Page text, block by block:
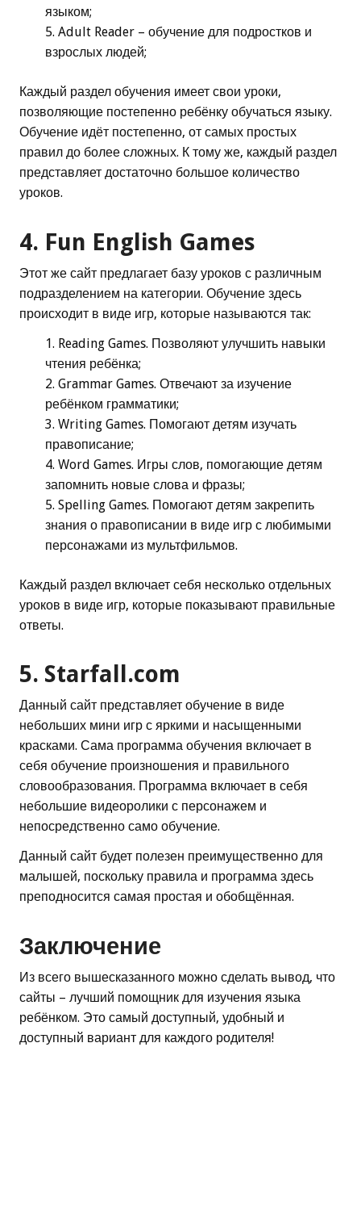
языком;
Adult Reader – обучение для подростков и
взрослых людей;
Каждый раздел обучения имеет свои уроки,
позволяющие постепенно ребёнку обучаться языку.
Обучение идёт постепенно, от самых простых
правил до более сложных. К тому же, каждый раздел
представляет достаточно большое количество
уроков.
4. Fun English Games
Этот же сайт предлагает базу уроков с различным
подразделением на категории. Обучение здесь
происходит в виде игр, которые называются так:
Reading Games. Позволяют улучшить навыки
чтения ребёнка;
Grammar Games. Отвечают за изучение
ребёнком грамматики;
Writing Games. Помогают детям изучать
правописание;
Word Games. Игры слов, помогающие детям
запомнить новые слова и фразы;
Spelling Games. Помогают детям закрепить
знания о правописании в виде игр с любимыми
персонажами из мультфильмов.
Каждый раздел включает себя несколько отдельных
уроков в виде игр, которые показывают правильные
ответы.
5. Starfall.com
Данный сайт представляет обучение в виде
небольших мини игр с яркими и насыщенными
красками. Сама программа обучения включает в
себя обучение произношения и правильного
словообразования. Программа включает в себя
небольшие видеоролики с персонажем и
непосредственно само обучение.
Данный сайт будет полезен преимущественно для
малышей, поскольку правила и программа здесь
преподносится самая простая и обобщённая.
Заключение
Из всего вышесказанного можно сделать вывод, что
сайты – лучший помощник для изучения языка
ребёнком. Это самый доступный, удобный и
доступный вариант для каждого родителя!